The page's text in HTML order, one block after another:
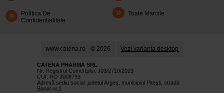
Politica De
Confidentialitate
Toate Marcile
www.catena.ro - © 2026 Vezi varianta desktop
CATENA PHARMA SRL
Nr. Registrul Comerţului: J03/2710/2023
CUI: RO 3008793
Adresă sediu social: judetul Argeş, municipiul Piteşti, strada
Banat nr.2